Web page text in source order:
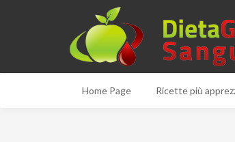
Home Page Ricette più